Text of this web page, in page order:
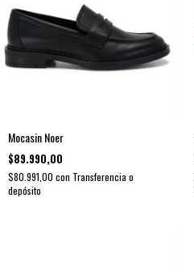
Mocasin Noer
$89.990,00
$80.991,00 con Transferencia o
depósito